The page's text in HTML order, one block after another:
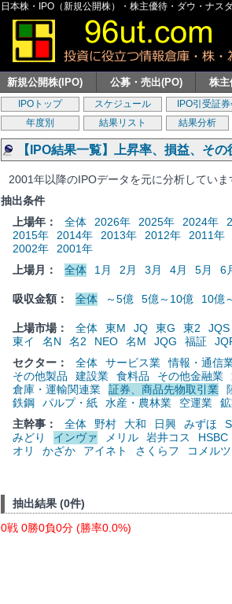
日本株・IPO（新規公開株）・株主優待・ダウ・ナス
新規公開株(IPO) 公募・売出(PO) 株主
IPOトップ スケジュール IPO引受証
年度別
結果リスト 結果分析
【IPO結果一覧】上昇率、損益、そ
2001年以降のIPOデータを元に分析していま
抽出条件
上場年：
全体 2026年 2025年 2024年
2015年
2014年 2013年 2012年 2011年
2002年
2001年
上場月：
全体 1月 2月 3月 4月 5月 6
吸収金額： 全体 ～5億 5億～10億 10億
上場市場： 全体 東M JQ 東G 東2 JQS
東イ
名N 名2 NEO 名M JQG 福証
セクター：
全体 サービス業 情報・通信
その他製品
建設業 食料品 その他金融業
倉庫・運輸関連業
証券、商品先物取引業
鉄鋼
パルプ・紙 水産・農林業 空運業
主幹事：
全体 野村 大和 日興 みずほ
みどり
インヴァ メリル 岩井コス HSBC
オリ
かざか アイネト さくらフ コメルツ
抽出結果 (0件)
0戦 0勝0負0分 (勝率0.0%)